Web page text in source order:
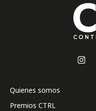
Quienes somos
Premios CTRL